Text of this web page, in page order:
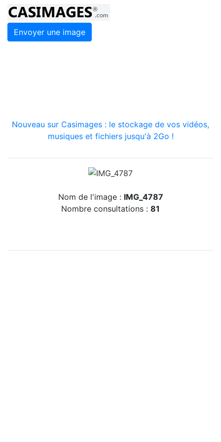
Envoyer une image
Nouveau sur Casimages : le stockage de vos vidéos,
musiques et fichiers jusqu'à 2Go !
Nom de l'image : IMG_4787
Nombre consultations : 81